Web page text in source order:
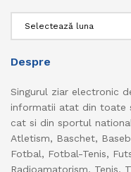
Despre
Singurul ziar electronic
informatii atat din toate
cat si din sportul
Atletism, Baschet,
Fotbal, Fotbal-Tenis,
Radioamatorism, Tenis,